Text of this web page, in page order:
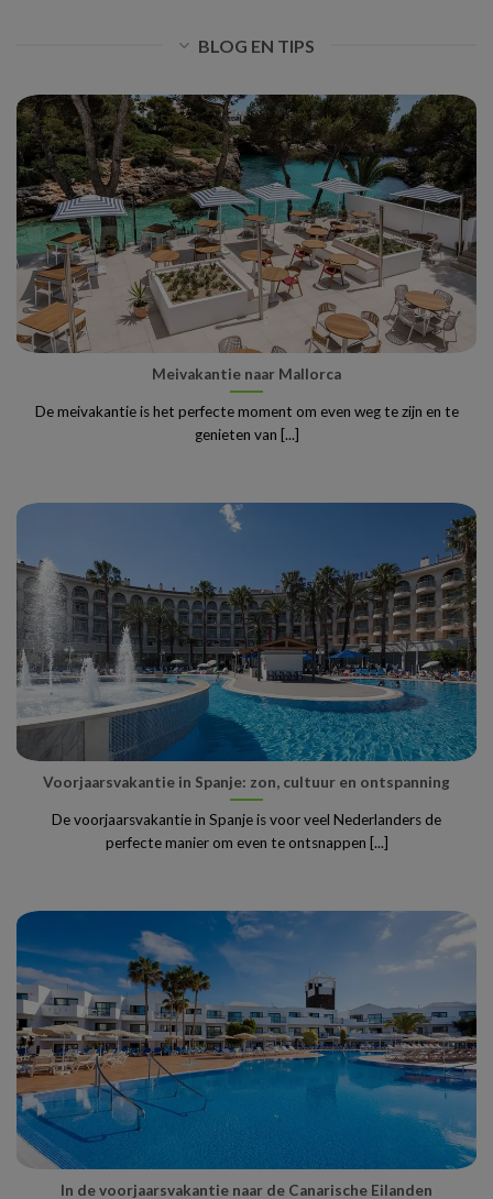
BLOG EN TIPS
Meivakantie naar Mallorca
De meivakantie is het perfecte moment om even weg te zijn en te
genieten van [...]
Voorjaarsvakantie in Spanje: zon, cultuur en ontspanning
De voorjaarsvakantie in Spanje is voor veel Nederlanders de
perfecte manier om even te ontsnappen [...]
In de voorjaarsvakantie naar de Canarische Eilanden